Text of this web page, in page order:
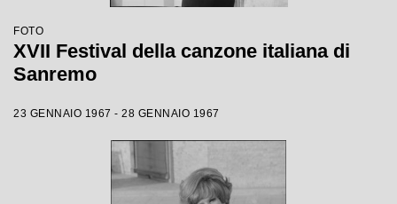
FOTO
XVII Festival della canzone italiana di
Sanremo
23 GENNAIO 1967 - 28 GENNAIO 1967